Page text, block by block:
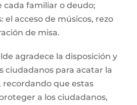
cada familiar o deudo;
acceso de músicos, rezo
de misa.
agradece la disposición y
ciudadanos para acatar la
que estas
a los ciudadanos,